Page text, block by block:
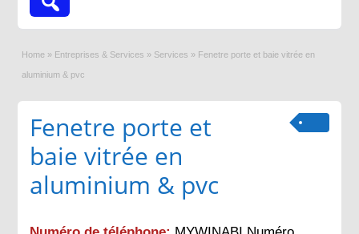
Home » Entreprises & Services » Services » Fenetre porte et baie vitrée en
aluminium & pvc
Fenetre porte et
baie vitrée en
aluminium & pvc